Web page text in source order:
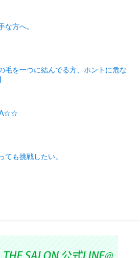
な方へ。
毛を一つに結んでる方、ホントに危な
ても挑戦したい。